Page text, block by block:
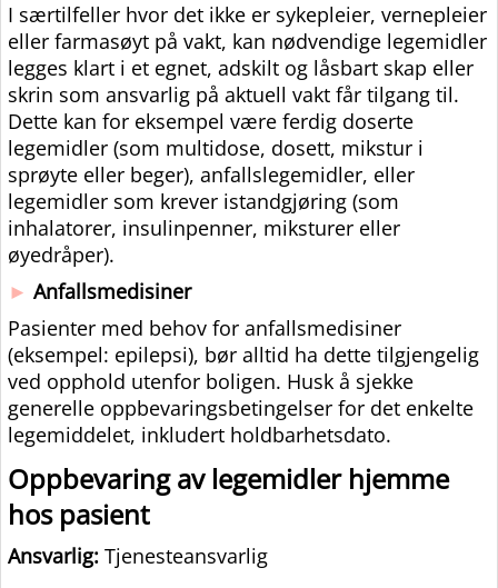
I særtilfeller hvor det ikke er sykepleier, vernepleier
eller farmasøyt på vakt, kan nødvendige legemidler
legges klart i et egnet, adskilt og låsbart skap eller
skrin som ansvarlig på aktuell vakt får tilgang til.
Dette kan for eksempel være ferdig doserte
legemidler (som multidose, dosett, mikstur i
sprøyte eller beger), anfallslegemidler, eller
legemidler som krever istandgjøring (som
inhalatorer, insulinpenner, miksturer eller
øyedråper).
► Anfallsmedisiner
Pasienter med behov for anfallsmedisiner
(eksempel: epilepsi), bør alltid ha dette tilgjengelig
ved opphold utenfor boligen. Husk å sjekke
generelle oppbevaringsbetingelser for det enkelte
legemiddelet, inkludert holdbarhetsdato.
Oppbevaring av legemidler hjemme
hos pasient
Ansvarlig: Tjenesteansvarlig